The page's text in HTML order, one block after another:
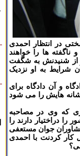
در انتظار احمدی
ها را خواهند
شنیدنش به شگفت
شرایط به او نزدیک
و آن دادگاه برای
هایش را می شود
کل کشور از او خواسته نام 300 نفری که وی در مصاحبه
ثروت کشور را دراختیار دارند را
جوان مستعفی
کردنت با احمدی